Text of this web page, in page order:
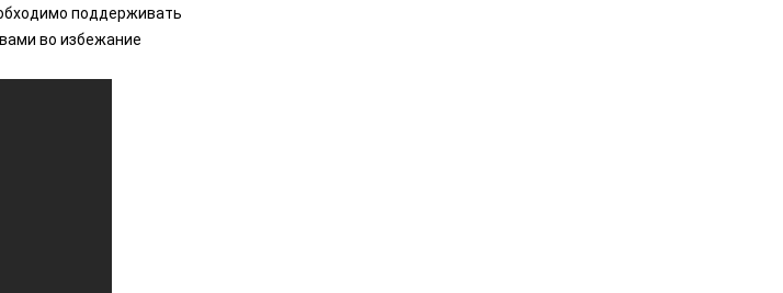
поддерживать
во избежание